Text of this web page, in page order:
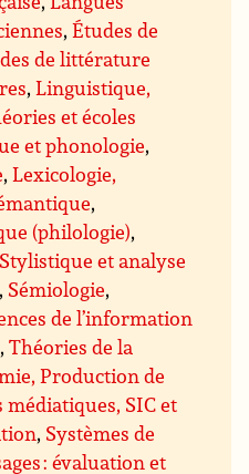
,Études de
de littérature
,Linguistique,
et écoles
et phonologie,
,Lexicologie,
,
(philologie),
Stylistique et analyse
, Sémiologie,
de l’information
,Théories de la
Production de
médiatiques, SIC et
, Systèmes de
: évaluation et